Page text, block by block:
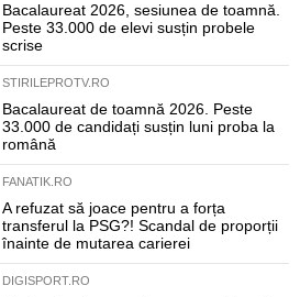
Bacalaureat 2026, sesiunea de toamnă.
Peste 33.000 de elevi susțin probele
scrise
STIRILEPROTV.RO
Bacalaureat de toamnă 2026. Peste
33.000 de candidați susțin luni proba la
română
FANATIK.RO
A refuzat să joace pentru a forța
transferul la PSG?! Scandal de proporții
înainte de mutarea carierei
DIGISPORT.RO